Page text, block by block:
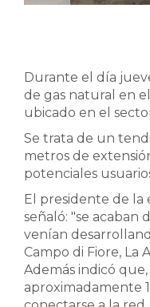
Durante el día
de gas natural en
ubicado en el
Se trata de un
metros de
potenciales
El presidente de la
señaló: "se acaban
venían
Campo di Fiore, La
Además indicó que,
aproximadamente